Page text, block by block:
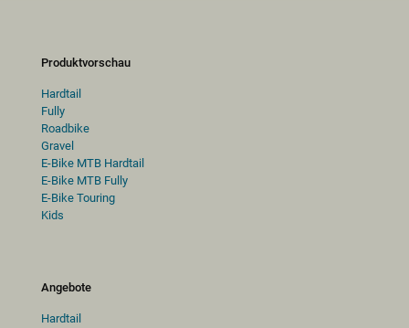
Produktvorschau
Hardtail
Fully
Roadbike
Gravel
E-Bike MTB Hardtail
E-Bike MTB Fully
E-Bike Touring
Kids
Angebote
Hardtail